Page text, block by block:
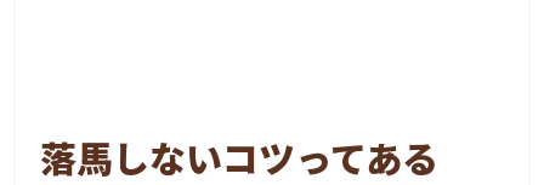
落馬しないコツってある